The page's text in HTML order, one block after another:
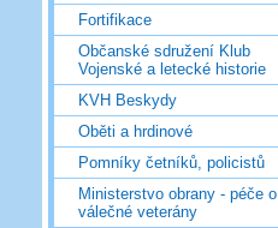
Fortifikace
Občanské sdružení Klub
Vojenské a letecké historie
KVH Beskydy
Oběti a hrdinové
Pomníky četníků, policistů
Ministerstvo obrany - péče o
válečné veterány